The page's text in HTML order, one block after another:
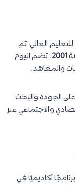
العالي، ثم
2001. تضم اليوم
والمعاهد.
الجودة والبحث
والاجتماعي عبر
: توفر الجامعة أكثر من 50 برنامجًا أكاديميًا في